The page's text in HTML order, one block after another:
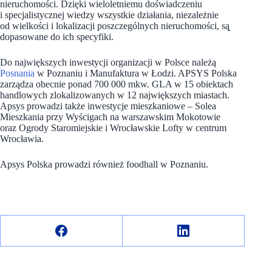
nieruchomości. Dzięki wieloletniemu doświadczeniu
i specjalistycznej wiedzy wszystkie działania, niezależnie
od wielkości i lokalizacji poszczególnych nieruchomości, są̨
dopasowane do ich specyfiki.
Do największych inwestycji organizacji w Polsce należą
Posnania w Poznaniu i Manufaktura w Łodzi. APSYS Polska
zarządza obecnie ponad 700 000 mkw. GLA w 15 obiektach
handlowych zlokalizowanych w 12 największych miastach.
Apsys prowadzi także inwestycje mieszkaniowe – Solea
Mieszkania przy Wyścigach na warszawskim Mokotowie
oraz Ogrody Staromiejskie i Wrocławskie Lofty w centrum
Wrocławia.
Apsys Polska prowadzi również foodhall w Poznaniu.